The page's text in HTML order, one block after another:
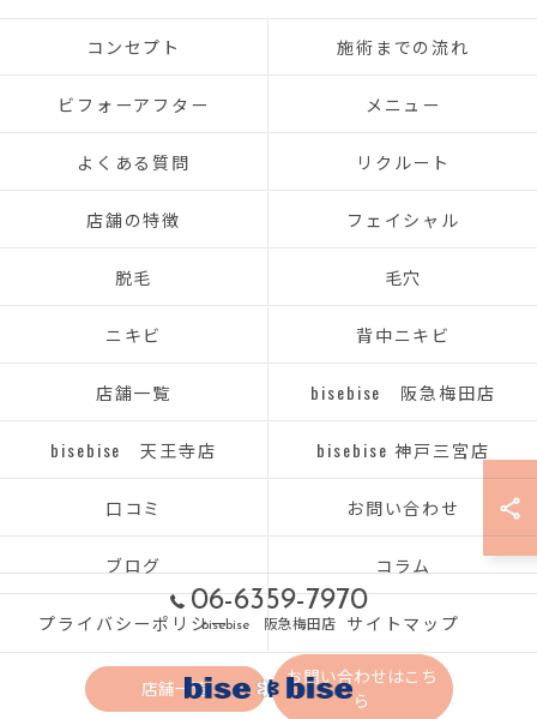
06-6359-7970
bisebise 阪急梅田店
店舗一覧
お問い合わせはこち
ら
コンセプト 施術までの流れ
ビフォーアフター メニュー
よくある質問 リクルート
店舗の特徴 フェイシャル
脱毛 毛穴
ニキビ 背中ニキビ
店舗一覧 bisebise 阪急梅田店
bisebise 天王寺店 bisebise 神戸三宮店
口コミ お問い合わせ
ブログ コラム
プライバシーポリシー サイトマップ